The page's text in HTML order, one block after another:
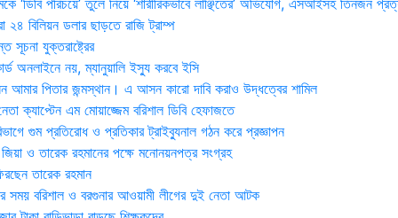
‘ডিবি পরিচয়ে’ তুলে নিয়ে ‘শারীরিকভাবে লাঞ্ছিতের’ অভিযোগ, এসআইসহ তিনজন
২৪ বিলিয়ন ডলার ছাড়তে রাজি ট্রাম্প
সূচনা যুক্তরাষ্ট্রের
অনলাইনে নয়, ম্যানুয়ালি ইস্যু করবে ইসি
পিতার জন্মস্থান। এ আসন কারো দাবি করাও উদ্ধত্বের শামিল
ক্যাপ্টেন এম মোয়াজ্জেম বরিশাল ডিবি হেফাজতে
গুম প্রতিরোধ ও প্রতিকার ট্রাইব্যুনাল গঠন করে প্রজ্ঞাপন
ও তারেক রহমানের পক্ষে মনোনয়নপত্র সংগ্রহ
তারেক রহমান
সময় ব‌রিশাল ও বরগুনার আওয়ামী লীগের দুই নেতা আটক